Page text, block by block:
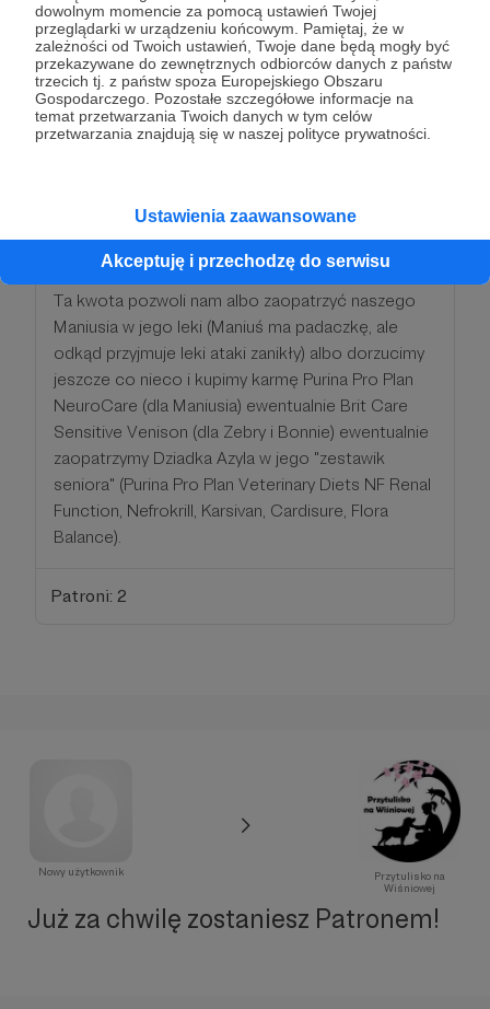
dowolnym momencie za pomocą ustawień Twojej
przeglądarki w urządzeniu końcowym. Pamiętaj, że w
zależności od Twoich ustawień, Twoje dane będą mogły być
przekazywane do zewnętrznych odbiorców danych z państw
trzecich tj. z państw spoza Europejskiego Obszaru
Gospodarczego. Pozostałe szczegółowe informacje na
temat przetwarzania Twoich danych w tym celów
przetwarzania znajdują się w naszej polityce prywatności.
Ustawienia zaawansowane
Akceptuję i przechodzę do serwisu
wały Wiślane...). Stawiamy na profilaktykę
p/babeszjozową.
Patroni: 3
100 zł miesięcznie
Dziękujemy za wsparcie Przytulnych!
Ta kwota pozwoli nam albo zaopatrzyć naszego
Maniusia w jego leki (Maniuś ma padaczkę, ale
odkąd przyjmuje leki ataki zanikły) albo dorzucimy
jeszcze co nieco i kupimy karmę Purina Pro Plan
NeuroCare (dla Maniusia) ewentualnie Brit Care
Sensitive Venison (dla Zebry i Bonnie) ewentualnie
zaopatrzymy Dziadka Azyla w jego "zestawik
seniora" (Purina Pro Plan Veterinary Diets NF Renal
Function, Nefrokrill, Karsivan, Cardisure, Flora
Balance).
Patroni: 2
Nowy użytkownik
Przytulisko na
Wiśniowej
Już za chwilę zostaniesz Patronem!